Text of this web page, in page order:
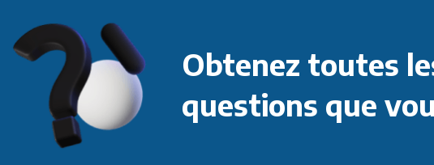
Obtenez toutes
questions que